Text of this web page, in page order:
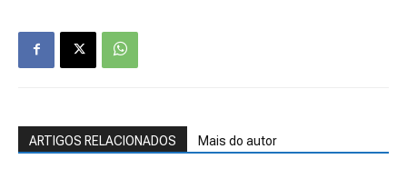
ARTIGOS RELACIONADOS Mais do autor